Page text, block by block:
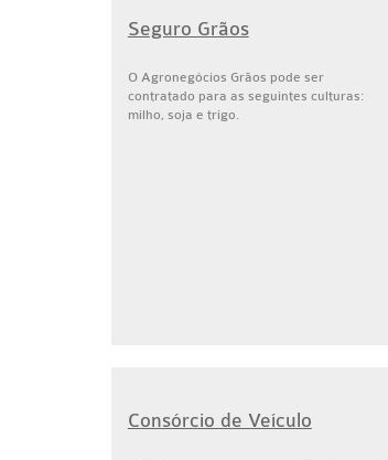
Seguro Grãos
O Agronegócios Grãos pode ser
contratado para as seguintes culturas:
milho, soja e trigo.
Consórcio de Veículo